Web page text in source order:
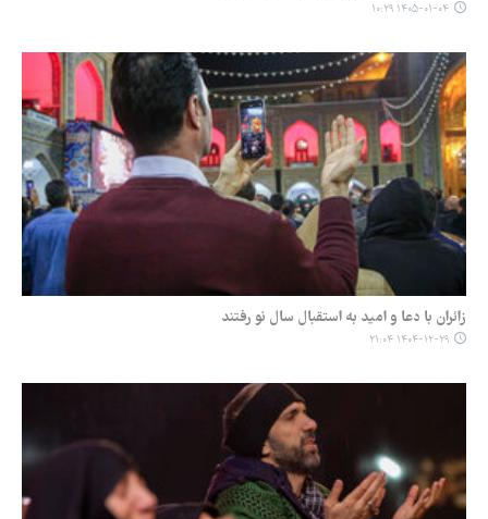
۱۴۰۵-۰۱-۰۴ ۱۰:۲۹
زائران با دعا و امید به استقبال سال نو رفتند
۱۴۰۴-۱۲-۲۹ ۲۱:۰۴